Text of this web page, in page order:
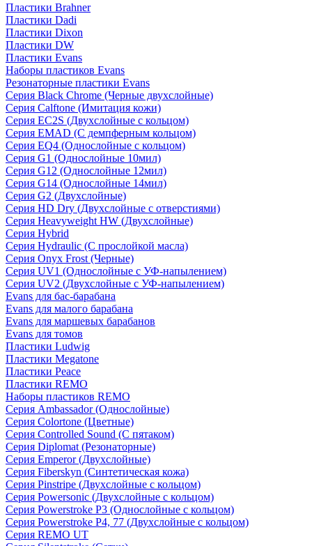
Пластики Brahner
Пластики Dadi
Пластики Dixon
Пластики DW
Пластики Evans
Наборы пластиков Evans
Резонаторные пластики Evans
Серия Black Chrome (Черные двухслойные)
Серия Calftone (Имитация кожи)
Серия EC2S (Двухслойные с кольцом)
Серия EMAD (С демпферным кольцом)
Серия EQ4 (Однослойные с кольцом)
Серия G1 (Однослойные 10мил)
Серия G12 (Однослойные 12мил)
Серия G14 (Однослойные 14мил)
Серия G2 (Двухслойные)
Серия HD Dry (Двухслойные с отверстиями)
Серия Heavyweight HW (Двухслойные)
Серия Hybrid
Серия Hydraulic (С прослойкой масла)
Серия Onyx Frost (Черные)
Серия UV1 (Однослойные с УФ-напылением)
Серия UV2 (Двухслойные с УФ-напылением)
Evans для бас-барабана
Evans для малого барабана
Evans для маршевых барабанов
Evans для томов
Пластики Ludwig
Пластики Megatone
Пластики Peace
Пластики REMO
Наборы пластиков REMO
Серия Ambassador (Однослойные)
Серия Colortone (Цветные)
Серия Controlled Sound (С пятаком)
Серия Diplomat (Резонаторные)
Серия Emperor (Двухслойные)
Серия Fiberskyn (Синтетическая кожа)
Серия Pinstripe (Двухслойные с кольцом)
Серия Powersonic (Двухслойные с кольцом)
Серия Powerstroke P3 (Однослойные с кольцом)
Серия Powerstroke P4, 77 (Двухслойные с кольцом)
Серия REMO UT